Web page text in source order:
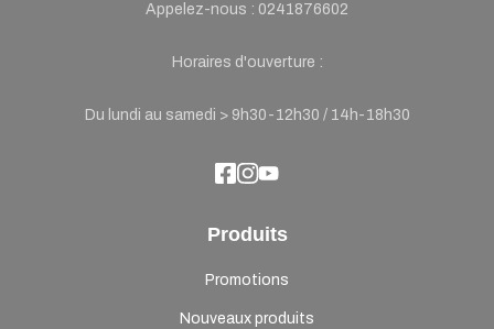
Appelez-nous : 0241876602
Horaires d'ouverture :
Du lundi au samedi > 9h30-12h30 / 14h-18h30
Produits
Promotions
Nouveaux produits